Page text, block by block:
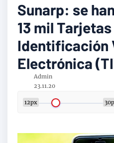
Sunarp: se
13 mil
Identificación
Electrónica
Admin
23.11.20
12px